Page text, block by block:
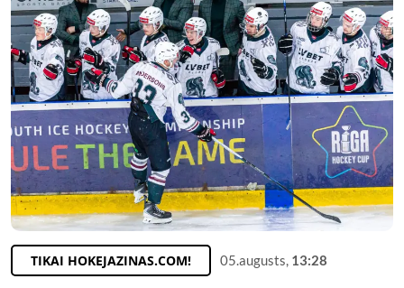
TIKAI HOKEJAZINAS.COM! 05.augusts, 13:28